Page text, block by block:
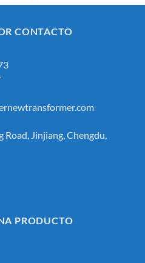
CONTACTO
Jinjiang, Chengdu,
PRODUCTO